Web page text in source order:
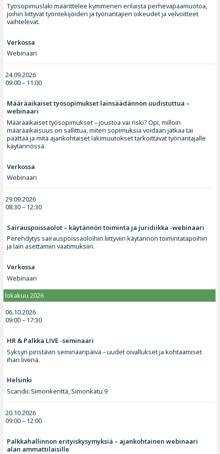
Työsopimuslaki määrittelee kymmenen erilaista perhevapaamuotoa,
joihin liittyvät työntekijöiden ja työnantajien oikeudet ja velvoitteet
vaihtelevat.
Verkossa
Webinaari
24.09.2026
09:00 – 11:00
Määräaikaiset työsopimukset lainsäädännön uudistuttua –
webinaari
Määräaikaiset työsopimukset – joustoa vai riski? Opi, milloin
määräaikaisuus on sallittua, miten sopimuksia voidaan jatkaa tai
päättää ja mitä ajankohtaiset lakimuutokset tarkoittavat työnantajalle
käytännössä.
Verkossa
Webinaari
29.09.2026
08:30 – 12:30
Sairauspoissaolot – käytännön toiminta ja juridiikka -webinaari
Perehdytys sairauspoissaoloihin liittyviin käytännön toimintatapoihin
ja lain asettamiin vaatimuksiin.
Verkossa
Webinaari
lokakuu 2026
06.10.2026
09:00 – 17:30
HR & Palkka LIVE -seminaari
Syksyn piristävin seminaaripäivä – uudet oivallukset ja kohtaamiset
ihan livenä.
Helsinki
Scandic Simonkenttä, Simonkatu 9
20.10.2026
09:00 – 12:00
Palkkahallinnon erityiskysymyksiä – ajankohtainen webinaari
alan ammattilaisille